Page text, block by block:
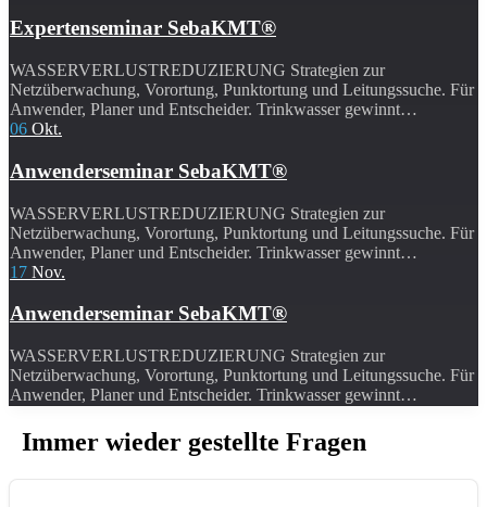
Expertenseminar SebaKMT®
WASSERVERLUSTREDUZIERUNG Strategien zur
Netzüberwachung, Vorortung, Punktortung und Leitungssuche. Für
Anwender, Planer und Entscheider. Trinkwasser gewinnt…
06 Okt.
Anwenderseminar SebaKMT®
WASSERVERLUSTREDUZIERUNG Strategien zur
Netzüberwachung, Vorortung, Punktortung und Leitungssuche. Für
Anwender, Planer und Entscheider. Trinkwasser gewinnt…
17 Nov.
Anwenderseminar SebaKMT®
WASSERVERLUSTREDUZIERUNG Strategien zur
Netzüberwachung, Vorortung, Punktortung und Leitungssuche. Für
Anwender, Planer und Entscheider. Trinkwasser gewinnt…
Immer wieder gestellte Fragen